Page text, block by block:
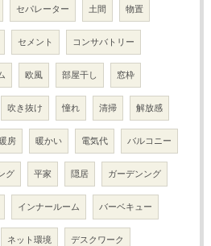
セパレーター 土間 物置
セメント コンサバトリー
欧風 部屋干し 窓枠
吹き抜け 憧れ 清掃 解放感
房 暖かい 電気代 バルコニー
グ 平家 隠居 ガーデンング
インナールーム バーベキュー
ネット環境 デスクワーク